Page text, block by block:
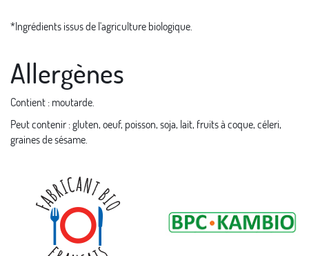
*Ingrédients issus de l'agriculture biologique.
Allergènes
Contient : moutarde.
Peut contenir : gluten, oeuf, poisson, soja, lait, fruits à coque, céleri,
graines de sésame.